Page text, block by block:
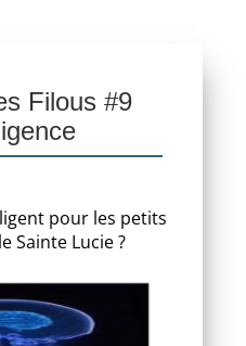
Filous #9
pour les petits
Sainte Lucie ?